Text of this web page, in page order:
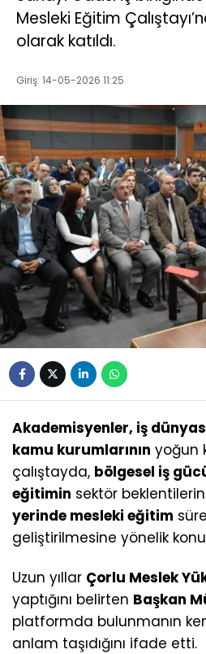
Mesleki Eğitim
olarak katıldı.
Giriş: 14-05-2026 11:25
Akademisyenler, iş
kamu kurumlarının yoğun
çalıştayda, bölgesel iş
eğitimin sektör
yerinde mesleki eğitim
geliştirilmesine yönelik
Uzun yıllar Çorlu Meslek
yaptığını belirten Başkan
platformda bulunmanın
anlam taşıdığını ifade etti.